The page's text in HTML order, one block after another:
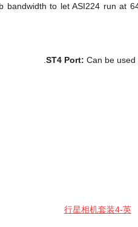
bandwidth to let ASI224 run at
ST4 Port: Can be used